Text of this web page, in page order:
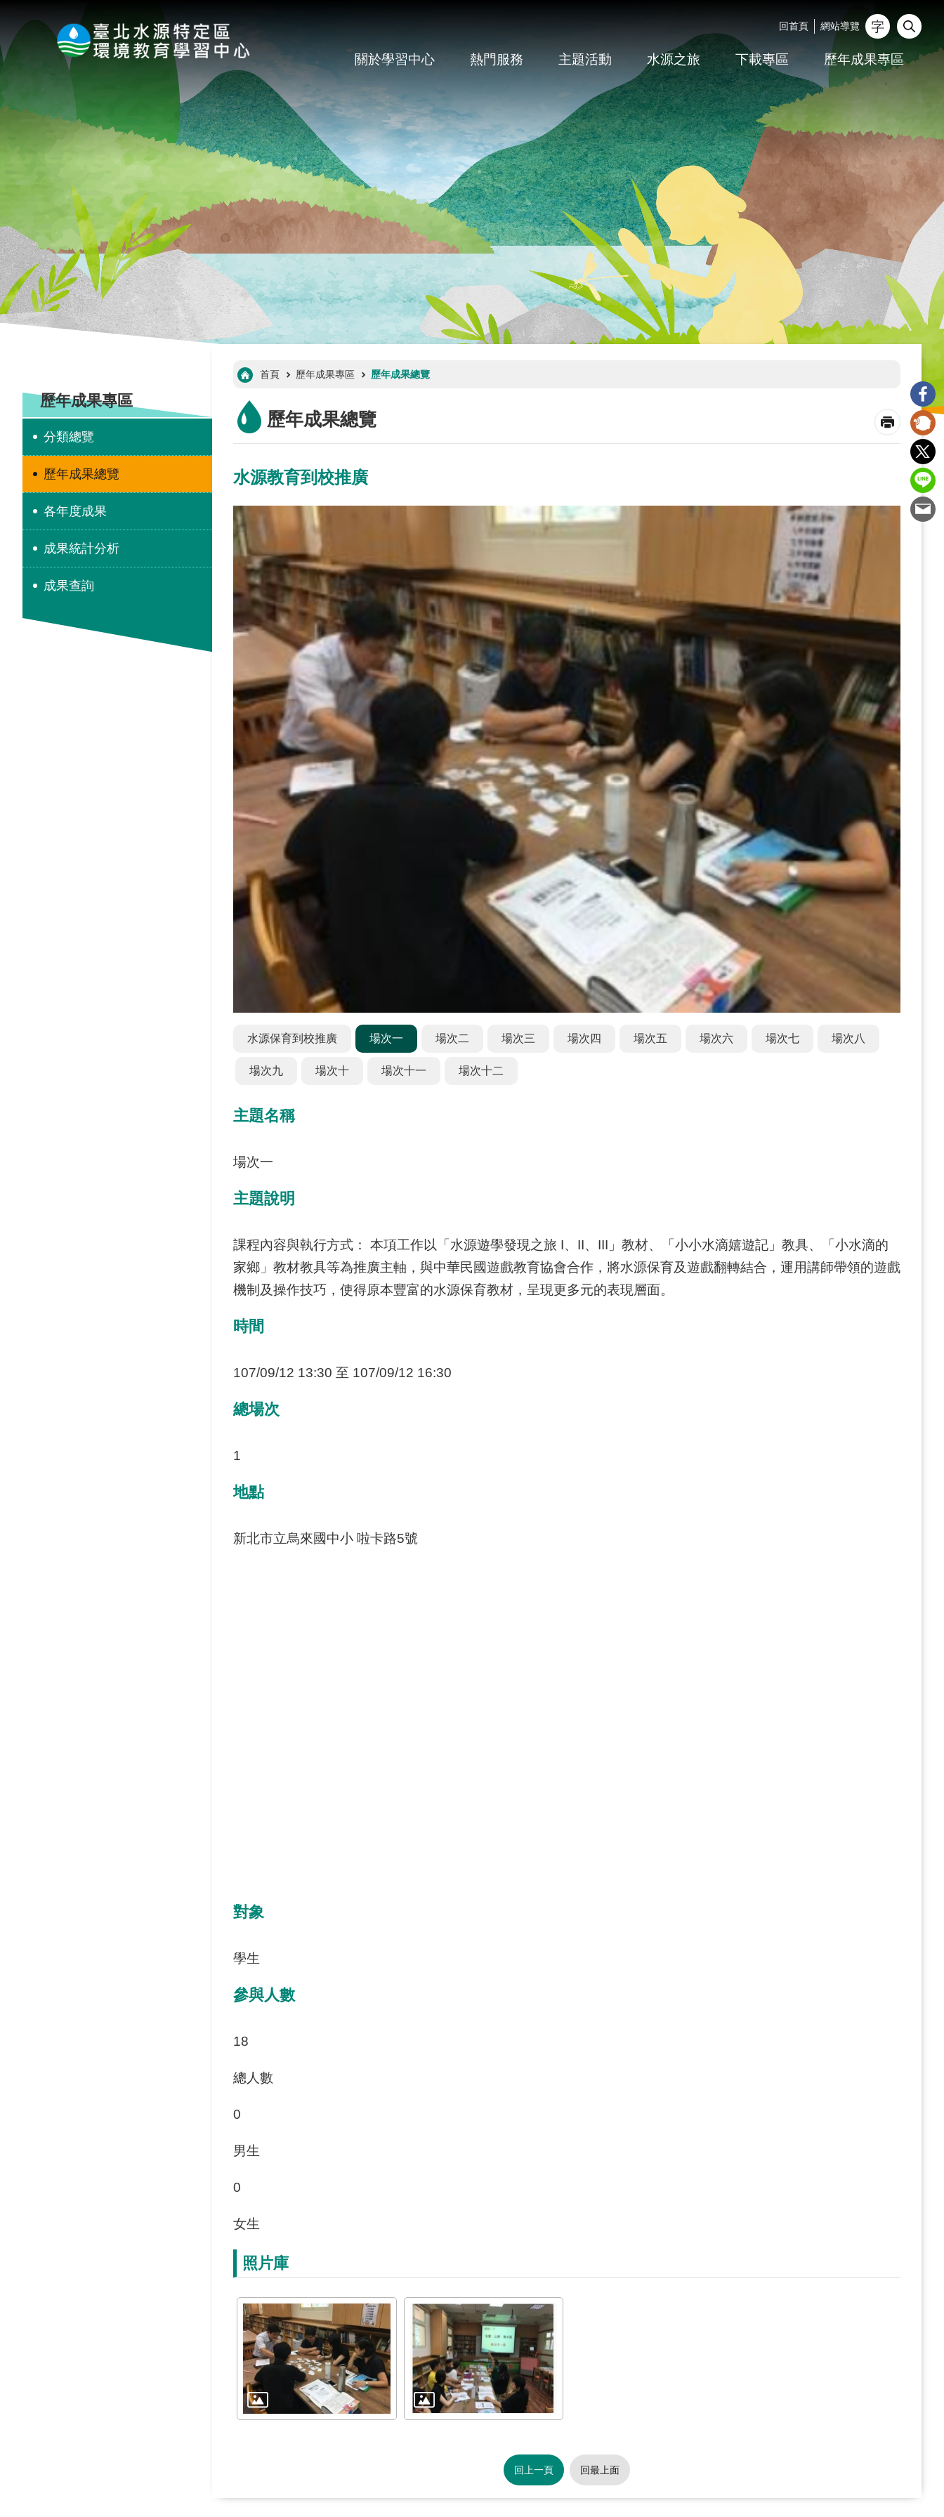
回首頁 網站導覽
關於學習中心 熱門服務 主題活動 水源之旅 下載專區 歷年成果專區
::: 歷年成果專區
分類總覽
歷年成果總覽
各年度成果
成果統計分析
成果查詢
首頁 歷年成果專區 歷年成果總覽
歷年成果總覽
水源教育到校推廣
水源保育到校推廣 場次一 場次二 場次三 場次四 場次五 場次六 場次七 場次八
場次九 場次十 場次十一 場次十二
主題名稱
場次一
主題說明
課程內容與執行方式： 本項工作以「水源遊學發現之旅 I、II、III」教材、「小小水滴嬉遊記」教具、「小水滴的
家鄉」教材教具等為推廣主軸，與中華民國遊戲教育協會合作，將水源保育及遊戲翻轉結合，運用講師帶領的遊戲
機制及操作技巧，使得原本豐富的水源保育教材，呈現更多元的表現層面。
時間
107/09/12 13:30 至 107/09/12 16:30
總場次
1
地點
新北市立烏來國中小 啦卡路5號
對象
學生
參與人數
18
總人數
0
男生
0
女生
照片庫
回上一頁 回最上面